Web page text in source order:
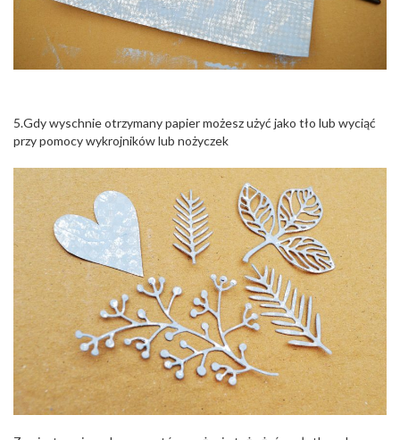
5.Gdy wyschnie otrzymany papier możesz użyć jako tło lub wyciąć
przy pomocy wykrojników lub nożyczek